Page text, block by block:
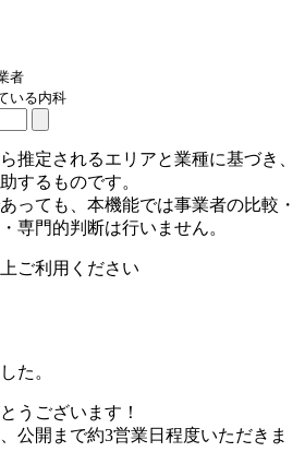
者
いる内科
推定されるエリアと業種に基づき、
するものです。
っても、本機能では事業者の比較・
専門的判断は行いません。
ご利用ください
た。
うございます！
公開まで約3営業日程度いただきま